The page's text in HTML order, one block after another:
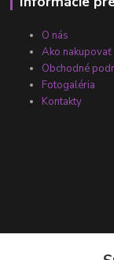
O nás
Ako nakupovať
Obchodné
Fotogaléria
Kontakty